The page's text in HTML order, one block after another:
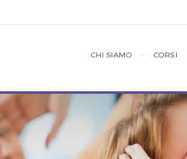
CHI SIAMO · CORSI